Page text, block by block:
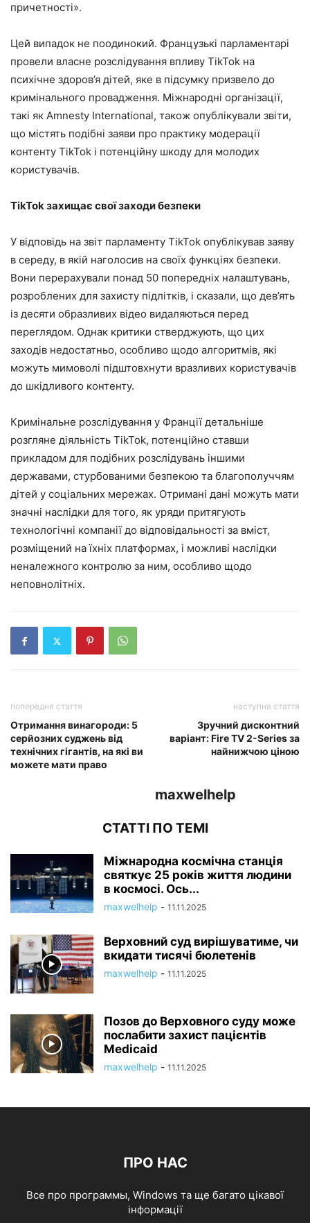
причетності».
Цей випадок не поодинокий. Французькі парламентарі
провели власне розслідування впливу TikTok на
психічне здоров’я дітей, яке в підсумку призвело до
кримінального провадження. Міжнародні організації,
такі як Amnesty International, також опублікували звіти,
що містять подібні заяви про практику модерації
контенту TikTok і потенційну шкоду для молодих
користувачів.
TikTok захищає свої заходи безпеки
У відповідь на звіт парламенту TikTok опублікував заяву
в середу, в якій наголосив на своїх функціях безпеки.
Вони перерахували понад 50 попередніх налаштувань,
розроблених для захисту підлітків, і сказали, що дев’ять
із десяти образливих відео видаляються перед
переглядом. Однак критики стверджують, що цих
заходів недостатньо, особливо щодо алгоритмів, які
можуть мимоволі підштовхнути вразливих користувачів
до шкідливого контенту.
Кримінальне розслідування у Франції детальніше
розгляне діяльність TikTok, потенційно ставши
прикладом для подібних розслідувань іншими
державами, стурбованими безпекою та благополуччям
дітей у соціальних мережах. Отримані дані можуть мати
значні наслідки для того, як уряди притягують
технологічні компанії до відповідальності за вміст,
розміщений на їхніх платформах, і можливі наслідки
неналежного контролю за ним, особливо щодо
неповнолітніх.
попередня стаття
Отримання винагороди: 5
серйозних суджень від
технічних гігантів, на які ви
можете мати право
наступна стаття
Зручний дисконтний
варіант: Fire TV 2-Series за
найнижчою ціною
maxwelhelp
СТАТТІ ПО ТЕМІ
Міжнародна космічна станція
святкує 25 років життя людини
в космосі. Ось...
maxwelhelp - 11.11.2025
Верховний суд вирішуватиме, чи
вкидати тисячі бюлетенів
maxwelhelp - 11.11.2025
Позов до Верховного суду може
послабити захист пацієнтів
Medicaid
maxwelhelp - 11.11.2025
ПРО НАС
Все про программы, Windows та ще багато цікавої
інформації